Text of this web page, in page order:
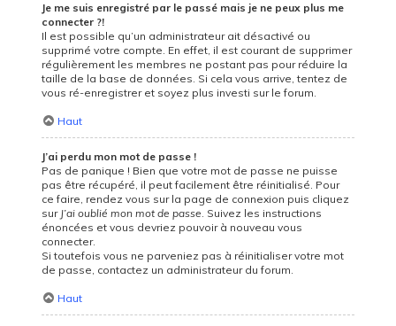
Je me suis enregistré par le passé mais je ne peux plus me
connecter ?!
Il est possible qu’un administrateur ait désactivé ou
supprimé votre compte. En effet, il est courant de supprimer
régulièrement les membres ne postant pas pour réduire la
taille de la base de données. Si cela vous arrive, tentez de
vous ré-enregistrer et soyez plus investi sur le forum.
Haut
J’ai perdu mon mot de passe !
Pas de panique ! Bien que votre mot de passe ne puisse
pas être récupéré, il peut facilement être réinitialisé. Pour
ce faire, rendez vous sur la page de connexion puis cliquez
sur J’ai oublié mon mot de passe. Suivez les instructions
énoncées et vous devriez pouvoir à nouveau vous
connecter.
Si toutefois vous ne parveniez pas à réinitialiser votre mot
de passe, contactez un administrateur du forum.
Haut